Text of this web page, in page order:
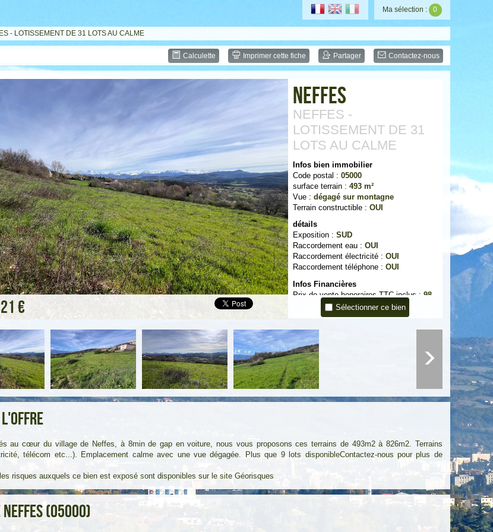
Ma sélection : 0
- LOTISSEMENT DE 31 LOTS AU CALME
Calculette Imprimer cette fiche Partager Contactez-nous
€
Neffes
NEFFES -
LOTISSEMENT DE 31
LOTS AU CALME
Infos bien immobilier
Code postal :05000
surface terrain :493 m²
Vue :dégagé sur montagne
Terrain constructible :OUI
détails
Exposition :SUD
Raccordement eau :OUI
Raccordement électricité :OUI
Raccordement téléphone :OUI
Infos Financières
Prix de vente honoraires TTC inclus :98
Prix de vente honoraires TTC exclus:
Honoraires TTC à la charge acquéreur :
5,5 %
Réf: 1941 Y. GARCIA RSAC 788 525
681.
Sélectionner ce bien
l'offre
au cœur du village de Neffes, à 8min de gap en voiture, nous vous proposons ces terrains de 493m2 à 826m2. Terrains
télécom etc...). Emplacement calme avec une vue dégagée. Plus que 9 lots disponibleContactez-nous pour plus de
risques auxquels ce bien est exposé sont disponibles sur le siteGéorisques
(05000)